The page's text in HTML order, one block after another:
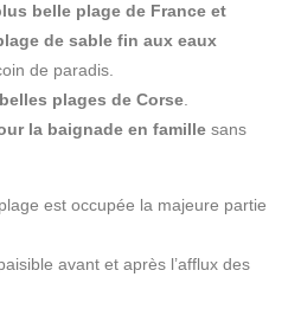
belle plage de France et
de sable fin aux eaux
de paradis.
plages de Corse
la baignade en famille sans
est occupée la majeure partie
avant et après l’afflux des